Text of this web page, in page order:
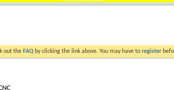
out the FAQ by clicking the link above. You may have to register